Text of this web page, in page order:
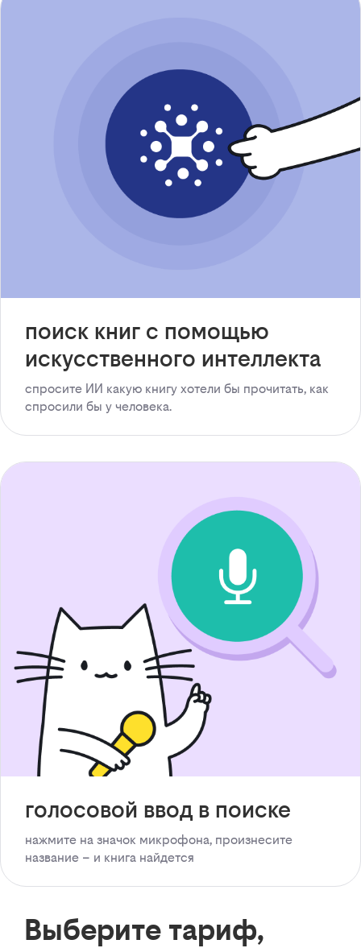
поиск книг с помощью
искусственного интеллекта
спросите ИИ какую книгу хотели бы прочитать, как
спросили бы у человека.
голосовой ввод в поиске
нажмите на значок микрофона, произнесите
название – и книга найдется
Выберите тариф,